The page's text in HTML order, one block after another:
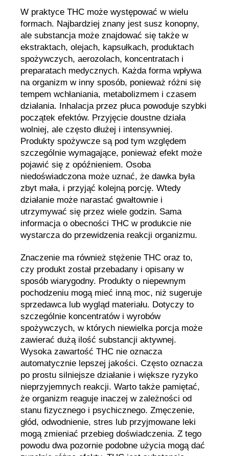
W praktyce THC może występować w wielu
formach. Najbardziej znany jest susz konopny,
ale substancja może znajdować się także w
ekstraktach, olejach, kapsułkach, produktach
spożywczych, aerozolach, koncentratach i
preparatach medycznych. Każda forma wpływa
na organizm w inny sposób, ponieważ różni się
tempem wchłaniania, metabolizmem i czasem
działania. Inhalacja przez płuca powoduje szybki
początek efektów. Przyjęcie doustne działa
wolniej, ale często dłużej i intensywniej.
Produkty spożywcze są pod tym względem
szczególnie wymagające, ponieważ efekt może
pojawić się z opóźnieniem. Osoba
niedoświadczona może uznać, że dawka była
zbyt mała, i przyjąć kolejną porcję. Wtedy
działanie może narastać gwałtownie i
utrzymywać się przez wiele godzin. Sama
informacja o obecności THC w produkcie nie
wystarcza do przewidzenia reakcji organizmu.
Znaczenie ma również stężenie THC oraz to,
czy produkt został przebadany i opisany w
sposób wiarygodny. Produkty o niepewnym
pochodzeniu mogą mieć inną moc, niż sugeruje
sprzedawca lub wygląd materiału. Dotyczy to
szczególnie koncentratów i wyrobów
spożywczych, w których niewielka porcja może
zawierać dużą ilość substancji aktywnej.
Wysoka zawartość THC nie oznacza
automatycznie lepszej jakości. Często oznacza
po prostu silniejsze działanie i większe ryzyko
nieprzyjemnych reakcji. Warto także pamiętać,
że organizm reaguje inaczej w zależności od
stanu fizycznego i psychicznego. Zmęczenie,
głód, odwodnienie, stres lub przyjmowane leki
mogą zmieniać przebieg doświadczenia. Z tego
powodu dwa pozornie podobne użycia mogą dać